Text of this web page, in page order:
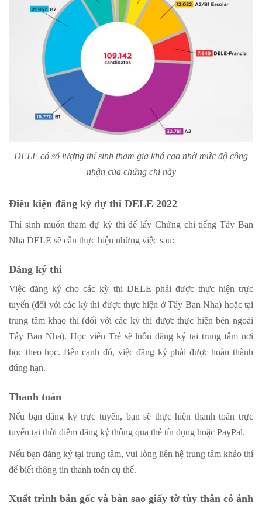
DELE có số lượng thí sinh tham gia khá cao nhờ mức độ công
nhận của chứng chỉ này
Điều kiện đăng ký dự thi DELE 2022
Thí sinh muốn tham dự kỳ thi để lấy Chứng chỉ tiếng Tây Ban
Nha DELE sẽ cần thực hiện những việc sau:
Đăng ký thi
Việc đăng ký cho các kỳ thi DELE phải được thực hiện trực
tuyến (đối với các kỳ thi được thực hiện ở Tây Ban Nha) hoặc tại
trung tâm khảo thí (đối với các kỳ thi được thực hiện bên ngoài
Tây Ban Nha). Học viên Trẻ sẽ luôn đăng ký tại trung tâm nơi
học theo học. Bên cạnh đó, việc đăng ký phải được hoàn thành
đúng hạn.
Thanh toán
Nếu bạn đăng ký trực tuyến, bạn sẽ thực hiện thanh toán trực
tuyến tại thời điểm đăng ký thông qua thẻ tín dụng hoặc PayPal.
Nếu bạn đăng ký tại trung tâm, vui lòng liên hệ trung tâm khảo thí
để biết thông tin thanh toán cụ thể.
Xuất trình bản gốc và bản sao giấy tờ tùy thân có ảnh